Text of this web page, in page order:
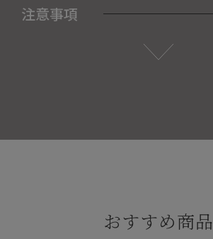
注意事項
おすすめ商品